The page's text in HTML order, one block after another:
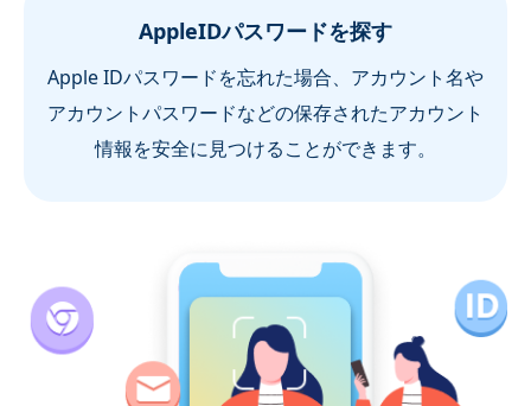
AppleIDパスワードを探す
Apple IDパスワードを忘れた場合、アカウント名や
アカウントパスワードなどの保存されたアカウント
情報を安全に見つけることができます。